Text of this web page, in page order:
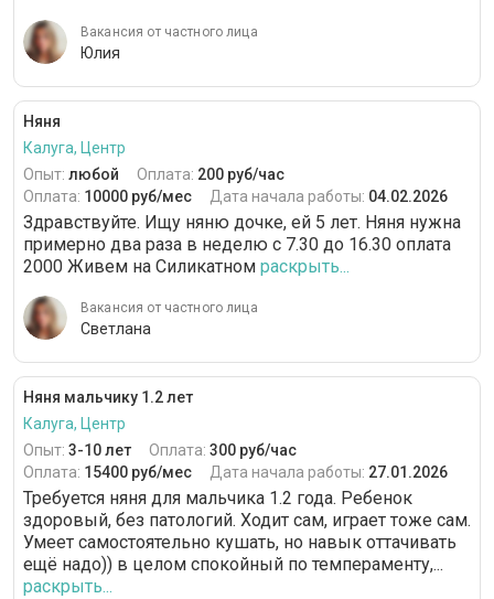
Вакансия от частного лица
Юлия
Няня
Калуга, Центр
Опыт: любой Оплата: 200 руб/час
Оплата: 10000 руб/мес Дата начала работы: 04.02.2026
Здравствуйте. Ищу няню дочке, ей 5 лет. Няня нужна
примерно два раза в неделю с 7.30 до 16.30 оплата
2000 Живем на Силикатном раскрыть...
Вакансия от частного лица
Светлана
Няня мальчику 1.2 лет
Калуга, Центр
Опыт: 3-10 лет Оплата: 300 руб/час
Оплата: 15400 руб/мес Дата начала работы: 27.01.2026
Требуется няня для мальчика 1.2 года. Ребенок
здоровый, без патологий. Ходит сам, играет тоже сам.
Умеет самостоятельно кушать, но навык оттачивать
ещё надо)) в целом спокойный по темпераменту,...
раскрыть...